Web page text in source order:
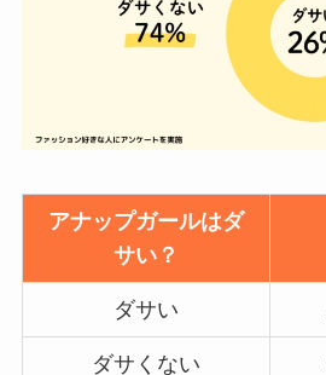
アナップガールはダ
サい？
ダサい
ダサくない